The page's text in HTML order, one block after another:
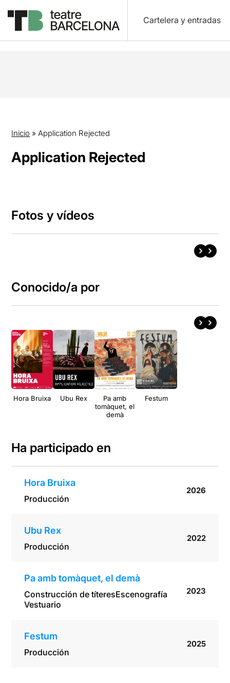
Cartelera y entradas
Inicio »Application Rejected
Application Rejected
Fotos y vídeos
Conocido/a por
Hora Bruixa Ubu Rex
Pa amb
tomàquet, el
demà
Festum
Ha participado en
Hora Bruixa
Producción
2026
Ubu Rex
Producción
2022
Pa amb tomàquet, el demà
Construcción de títeresEscenografía
Vestuario
2023
Festum
Producción
2025